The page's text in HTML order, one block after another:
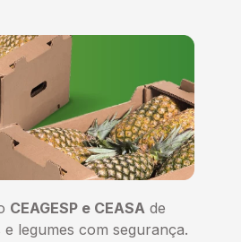
CEAGESP e CEASA de
legumes com segurança.